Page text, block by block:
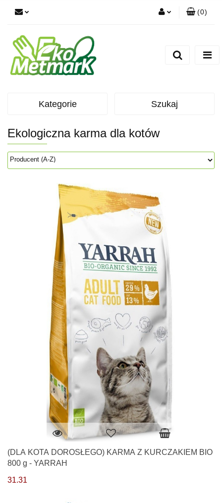
(0)
Kategorie Szukaj
Ekologiczna karma dla kotów
(DLA KOTA DOROSŁEGO) KARMA Z KURCZAKIEM BIO
800 g - YARRAH
31.31